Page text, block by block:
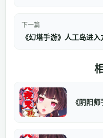
下一篇
《幻塔手游》人工岛进
《阴阳